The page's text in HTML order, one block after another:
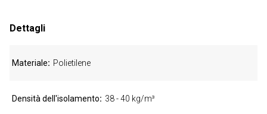
Dettagli
Materiale Polietilene
Densità dell'isolamento 38 - 40 kg/m³